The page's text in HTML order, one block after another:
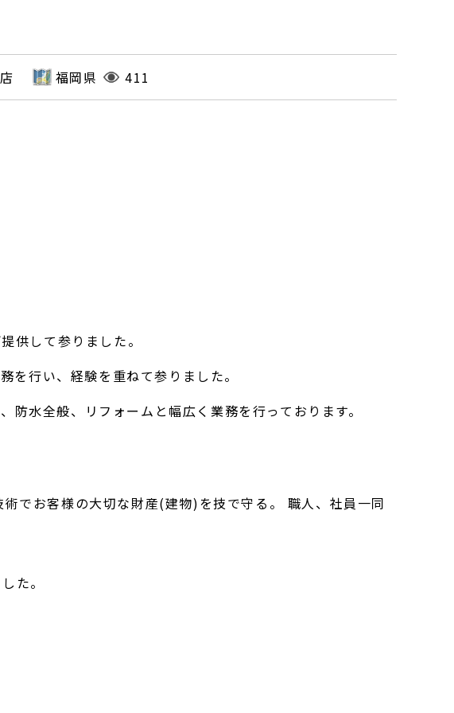
福岡県 411
供して参りました。
行い、経験を重ねて参りました。
水全般、リフォームと幅広く業務を行っております。
でお客様の大切な財産(建物)を技で守る。 職人、社員一同
た。